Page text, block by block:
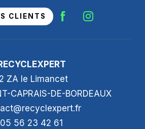
CLIENTS
ZA le Limancet
CAPRAIS-DE-BORDEAUX
05 56 23 42 61